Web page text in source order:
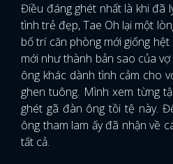
Điều đáng ghét nhất là khi đã
tình trẻ đẹp, Tae Oh lại một
bố trí căn phòng mới giống
mới như thành bản sao của
ông khác dành tình cảm cho
ghen tuông. Mình xem từng
ghét gã đàn ông tồi tệ này.
ông tham lam ấy đã nhận về
tất cả.